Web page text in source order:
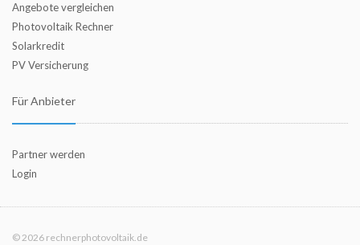
Angebote vergleichen
Photovoltaik Rechner
Solarkredit
PV Versicherung
Für Anbieter
Partner werden
Login
© 2026 rechnerphotovoltaik.de